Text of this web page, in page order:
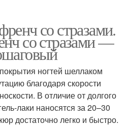
со стразами.
со стразами —
ногтей шеллаком
благодаря скорости
В отличие от долгого
лаки наносятся за 20–30
достаточно легко и быстро.